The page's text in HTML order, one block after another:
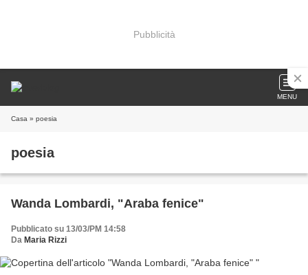
Pubblicità
MENU
Casa » poesia
poesia
Wanda Lombardi, "Araba fenice"
Pubblicato su 13/03/PM 14:58
Da Maria Rizzi